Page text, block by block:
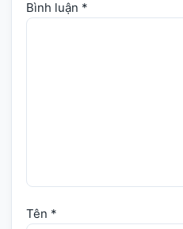
Bình luận *
Tên *